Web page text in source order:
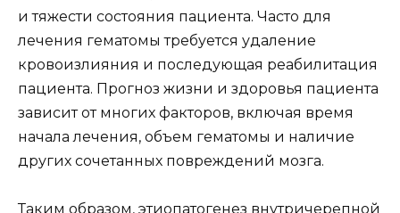
и тяжести состояния пациента. Часто для
лечения гематомы требуется удаление
кровоизлияния и последующая реабилитация
пациента. Прогноз жизни и здоровья пациента
зависит от многих факторов, включая время
начала лечения, объем гематомы и наличие
других сочетанных повреждений мозга.
Таким образом, этиопатогенез внутричерепной